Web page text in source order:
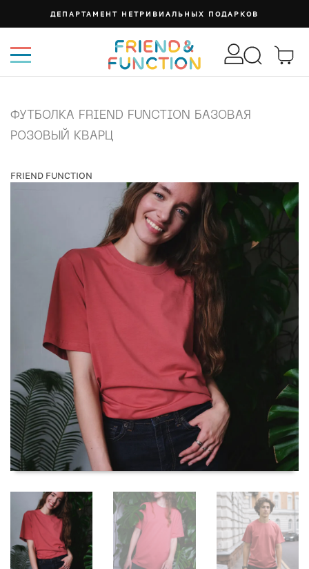
ДЕПАРТАМЕНТ НЕТРИВИАЛЬНЫХ ПОДАРКОВ
ФУТБОЛКА FRIEND FUNCTION БАЗОВАЯ
РОЗОВЫЙ КВАРЦ
FRIEND FUNCTION